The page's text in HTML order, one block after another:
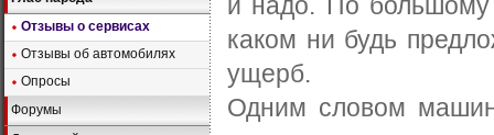
Отзывы о сервисах
Отзывы об автомобилях
Опросы
Форумы
каком ни будь
ущерб.
Одним словом